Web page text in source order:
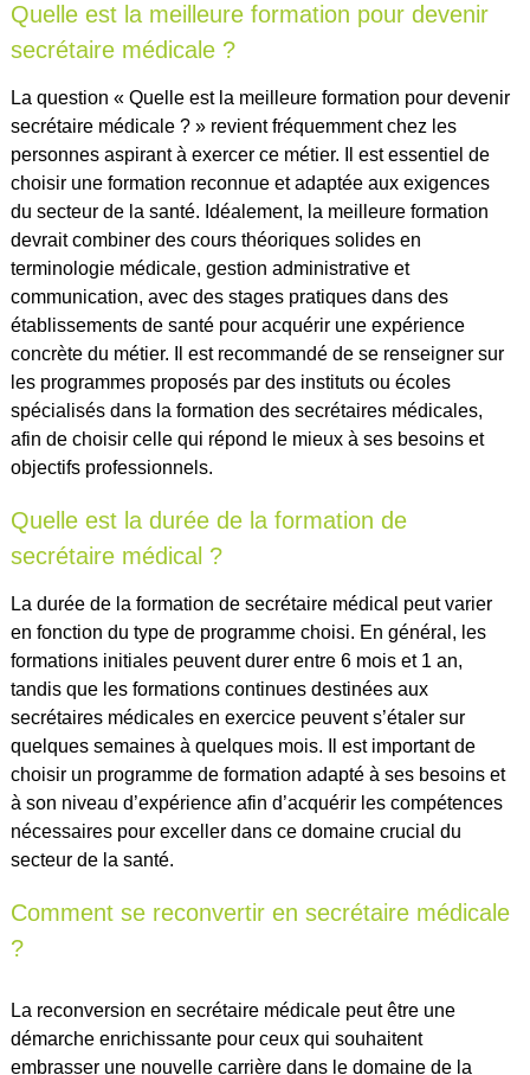
Quelle est la meilleure formation pour devenir
secrétaire médicale ?
La question « Quelle est la meilleure formation pour devenir
secrétaire médicale ? » revient fréquemment chez les
personnes aspirant à exercer ce métier. Il est essentiel de
choisir une formation reconnue et adaptée aux exigences
du secteur de la santé. Idéalement, la meilleure formation
devrait combiner des cours théoriques solides en
terminologie médicale, gestion administrative et
communication, avec des stages pratiques dans des
établissements de santé pour acquérir une expérience
concrète du métier. Il est recommandé de se renseigner sur
les programmes proposés par des instituts ou écoles
spécialisés dans la formation des secrétaires médicales,
afin de choisir celle qui répond le mieux à ses besoins et
objectifs professionnels.
Quelle est la durée de la formation de
secrétaire médical ?
La durée de la formation de secrétaire médical peut varier
en fonction du type de programme choisi. En général, les
formations initiales peuvent durer entre 6 mois et 1 an,
tandis que les formations continues destinées aux
secrétaires médicales en exercice peuvent s’étaler sur
quelques semaines à quelques mois. Il est important de
choisir un programme de formation adapté à ses besoins et
à son niveau d’expérience afin d’acquérir les compétences
nécessaires pour exceller dans ce domaine crucial du
secteur de la santé.
Comment se reconvertir en secrétaire médicale
?
La reconversion en secrétaire médicale peut être une
démarche enrichissante pour ceux qui souhaitent
embrasser une nouvelle carrière dans le domaine de la